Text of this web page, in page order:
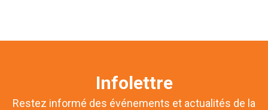
Infolettre
Restez informé des événements et actualités de la